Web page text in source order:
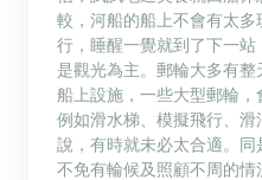
較，河船的船上不會有太
行，睡醒一覺就到了下一
是觀光為主。郵輪大多有
船上設施，一些大型郵輪，
例如滑水梯、模擬飛行、
說，有時就未必太合適。同
不免有輪候及照顧不周的